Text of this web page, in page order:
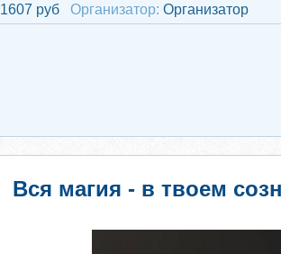
1607 руб Организатор: Организатор
Вся магия - в твоем